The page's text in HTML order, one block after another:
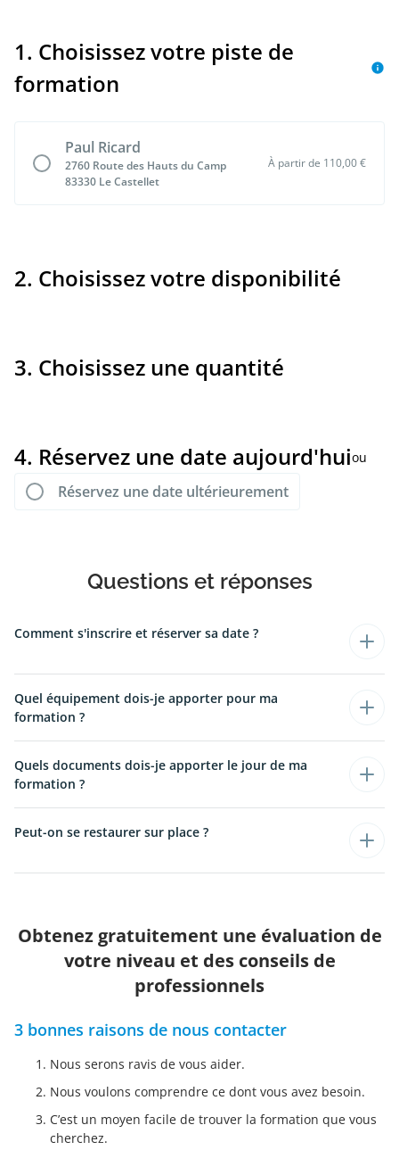
1. Choisissez votre piste de
formation
Paul Ricard
2760 Route des Hauts du Camp
83330 Le Castellet
À partir de 110,00 €
2. Choisissez votre disponibilité
3. Choisissez une quantité
4. Réservez une date aujourd'huiou
Réservez une date ultérieurement
Questions et réponses
Comment s'inscrire et réserver sa date ?
Quel équipement dois-je apporter pour ma
formation ?
Quels documents dois-je apporter le jour de ma
formation ?
Peut-on se restaurer sur place ?
Obtenez gratuitement une évaluation de
votre niveau et des conseils de
professionnels
3 bonnes raisons de nous contacter
Nous serons ravis de vous aider.
Nous voulons comprendre ce dont vous avez besoin.
C’est un moyen facile de trouver la formation que vous
cherchez.